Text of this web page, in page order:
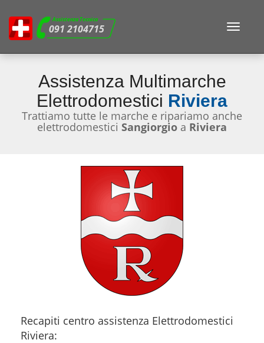
Assistenza Tecnica
091 2104715
Toggle
Assistenza Multimarche
Elettrodomestici Riviera
Trattiamo tutte le marche e ripariamo anche
elettrodomestici Sangiorgio a Riviera
Recapiti centro assistenza Elettrodomestici
Riviera: